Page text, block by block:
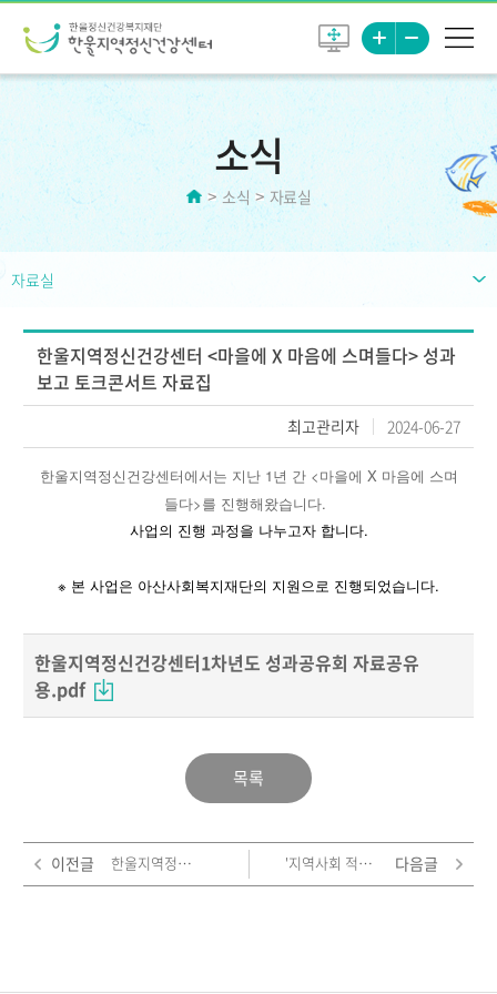
소식
소식 자료실
자료실
한울지역정신건강센터 <마을에 X 마음에 스며들다> 성과
보고 토크콘서트 자료집
최고관리자 2024-06-27
한울지역정신건강센터에서는 지난 1년 간<마을에 X 마음에 스며
들다>를 진행해왔습니다.
사업의 진행 과정을 나누고자 합니다.
※ 본 사업은 아산사회복지재단의 지원으로 진행되었습니다.
한울지역정신건강센터1차년도 성과공유회 자료공유
용.pdf
목록
이전글 한울지역정신건강센터 <마을에 스며들다> 1차년도 연구보고서 '지역사회 적소(Niche) 만들기' 3차년도 연구보고서 다음글